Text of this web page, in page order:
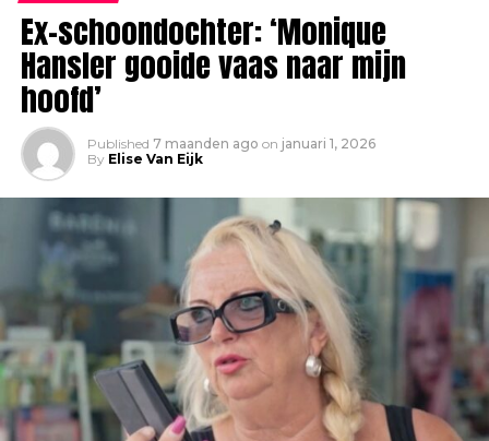
Ex-schoondochter: ‘Monique
Hansler gooide vaas naar mijn
hoofd’
Published 7 maanden ago on januari 1, 2026
By Elise Van Eijk